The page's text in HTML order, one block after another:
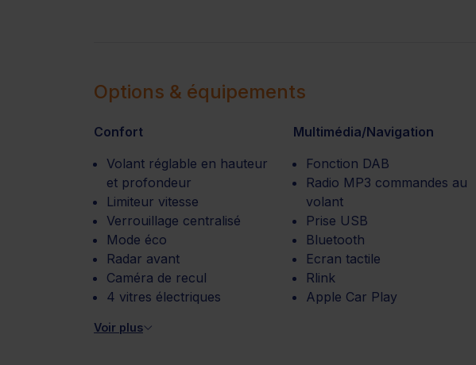
Options & équipements
Confort
Volant réglable en hauteur
et profondeur
Limiteur vitesse
Verrouillage centralisé
Mode éco
Radar avant
Caméra de recul
4 vitres électriques
Voir plus
Multimédia/Navigation
Fonction DAB
Radio MP3 commandes au
volant
Prise USB
Bluetooth
Ecran tactile
Rlink
Apple Car Play